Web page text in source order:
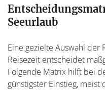
Seeurlaub
Eine gezielte Auswahl der
Reisezeit entscheidet
Folgende Matrix hilft bei
günstigster Einstieg, meist